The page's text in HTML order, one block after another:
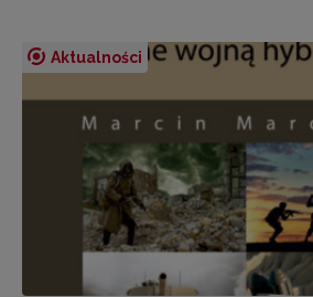
Aktualności